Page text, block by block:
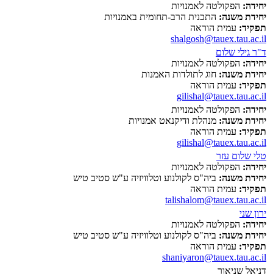
יחידה: הפקולטה לאמנויות
יחידת משנה: התכנית הרב-תחומית באמנויות
תפקיד: עמית הוראה
shalgosh@tauex.tau.ac.il
ד"ר גילי שלום
יחידה: הפקולטה לאמנויות
יחידת משנה: חוג לתולדות האמנות
תפקיד: עמית הוראה
gilishal@tauex.tau.ac.il
יחידה: הפקולטה לאמנויות
יחידת משנה: מנהלת ודיקנאט אמנויות
תפקיד: עמית הוראה
gilishal@tauex.tau.ac.il
טלי שלום עזר
יחידה: הפקולטה לאמנויות
יחידת משנה: ביה"ס לקולנוע וטלוויזיה ע"ש סטיב טיש
תפקיד: עמית הוראה
talishalom@tauex.tau.ac.il
ירון שני
יחידה: הפקולטה לאמנויות
יחידת משנה: ביה"ס לקולנוע וטלוויזיה ע"ש סטיב טיש
תפקיד: עמית הוראה
shaniyaron@tauex.tau.ac.il
דניאל שניאור